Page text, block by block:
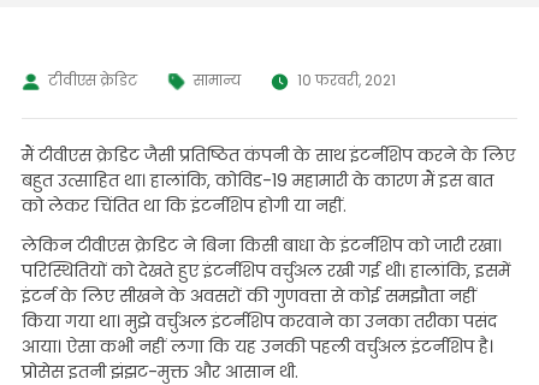
टीवीएस क्रेडिट सामान्य 10 फरवरी, 2021
मैं टीवीएस क्रेडिट जैसी प्रतिष्ठित कंपनी के साथ इंटर्नशिप करने के लिए
बहुत उत्साहित था। हालांकि, कोविड-19 महामारी के कारण मैं इस बात
को लेकर चिंतित था कि इंटर्नशिप होगी या नहीं.
लेकिन टीवीएस क्रेडिट ने बिना किसी बाधा के इंटर्नशिप को जारी रखा।
परिस्थितियों को देखते हुए इंटर्नशिप वर्चुअल रखी गई थी। हालांकि, इसमें
इंटर्न के लिए सीखने के अवसरों की गुणवत्ता से कोई समझौता नहीं
किया गया था। मुझे वर्चुअल इंटर्नशिप करवाने का उनका तरीका पसंद
आया। ऐसा कभी नहीं लगा कि यह उनकी पहली वर्चुअल इंटर्नशिप है।
प्रोसेस इतनी झंझट-मुक्त और आसान थी.